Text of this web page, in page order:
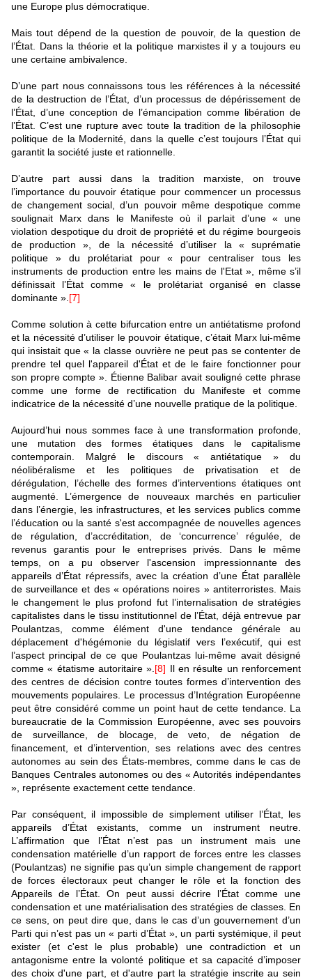
une Europe plus démocratique.
Mais tout dépend de la question de pouvoir, de la question de
l’État. Dans la théorie et la politique marxistes il y a toujours eu
une certaine ambivalence.
D’une part nous connaissons tous les références à la nécessité
de la destruction de l’État, d’un processus de dépérissement de
l’État, d’une conception de l’émancipation comme libération de
l’État. C’est une rupture avec toute la tradition de la philosophie
politique de la Modernité, dans la quelle c’est toujours l’État qui
garantit la société juste et rationnelle.
D’autre part aussi dans la tradition marxiste, on trouve
l’importance du pouvoir étatique pour commencer un processus
de changement social, d’un pouvoir même despotique comme
soulignait Marx dans le Manifeste où il parlait d’une « une
violation despotique du droit de propriété et du régime bourgeois
de production », de la nécessité d’utiliser la « suprématie
politique » du prolétariat pour « pour centraliser tous les
instruments de production entre les mains de l'Etat », même s’il
définissait l’État comme « le prolétariat organisé en classe
dominante ». [7]
Comme solution à cette bifurcation entre un antiétatisme profond
et la nécessité d’utiliser le pouvoir étatique, c’était Marx lui-même
qui insistait que « la classe ouvrière ne peut pas se contenter de
prendre tel quel l'appareil d'État et de le faire fonctionner pour
son propre compte ». Étienne Balibar avait souligné cette phrase
comme une forme de rectification du Manifeste et comme
indicatrice de la nécessité d’une nouvelle pratique de la politique.
Aujourd’hui nous sommes face à une transformation profonde,
une mutation des formes étatiques dans le capitalisme
contemporain. Malgré le discours « antiétatique » du
néolibéralisme et les politiques de privatisation et de
dérégulation, l’échelle des formes d’interventions étatiques ont
augmenté. L’émergence de nouveaux marchés en particulier
dans l’énergie, les infrastructures, et les services publics comme
l’éducation ou la santé s'est accompagnée de nouvelles agences
de régulation, d’accréditation, de ‘concurrence’ régulée, de
revenus garantis pour le entreprises privés. Dans le même
temps, on a pu observer l'ascension impressionnante des
appareils d’État répressifs, avec la création d’une État parallèle
de surveillance et des « opérations noires » antiterroristes. Mais
le changement le plus profond fut l’internalisation de stratégies
capitalistes dans le tissu institutionnel de l’État, déjà entrevue par
Poulantzas, comme élément d'une tendance générale au
déplacement d'hégémonie du législatif vers l’exécutif, qui est
l’aspect principal de ce que Poulantzas lui-même avait désigné
comme « étatisme autoritaire ». [8] Il en résulte un renforcement
des centres de décision contre toutes formes d’intervention des
mouvements populaires. Le processus d’Intégration Européenne
peut être considéré comme un point haut de cette tendance. La
bureaucratie de la Commission Européenne, avec ses pouvoirs
de surveillance, de blocage, de veto, de négation de
financement, et d’intervention, ses relations avec des centres
autonomes au sein des États-membres, comme dans le cas de
Banques Centrales autonomes ou des « Autorités indépendantes
», représente exactement cette tendance.
Par conséquent, il impossible de simplement utiliser l’État, les
appareils d’État existants, comme un instrument neutre.
L’affirmation que l’État n’est pas un instrument mais une
condensation matérielle d’un rapport de forces entre les classes
(Poulantzas) ne signifie pas qu’un simple changement de rapport
de forces électoraux peut changer le rôle et la fonction des
Appareils de l’État. On peut aussi décrire l’État comme une
condensation et une matérialisation des stratégies de classes. En
ce sens, on peut dire que, dans le cas d’un gouvernement d’un
Parti qui n’est pas un « parti d’État », un parti systémique, il peut
exister (et c'est le plus probable) une contradiction et un
antagonisme entre la volonté politique et sa capacité d’imposer
des choix d'une part, et d'autre part la stratégie inscrite au sein